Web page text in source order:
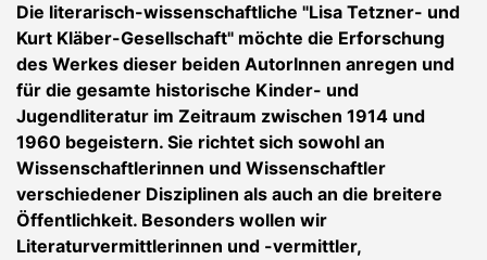
Die literarisch-wissenschaftliche "Lisa Tetzner- und
Kurt Kläber-Gesellschaft" möchte die Erforschung
des Werkes dieser beiden AutorInnen anregen und
für die gesamte historische Kinder- und
Jugendliteratur im Zeitraum zwischen 1914 und
1960 begeistern. Sie richtet sich sowohl an
Wissenschaftlerinnen und Wissenschaftler
verschiedener Disziplinen als auch an die breitere
Öffentlichkeit. Besonders wollen wir
Literaturvermittlerinnen und -vermittler,